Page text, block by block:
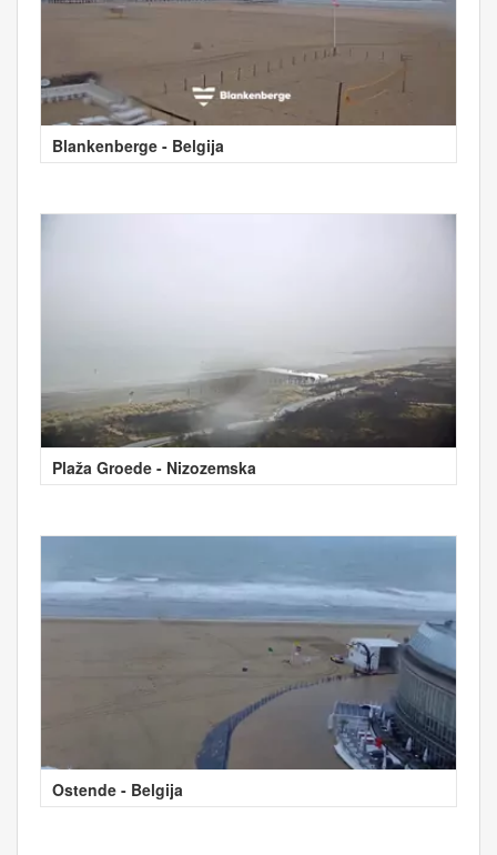
Blankenberge - Belgija
Plaža Groede - Nizozemska
Ostende - Belgija